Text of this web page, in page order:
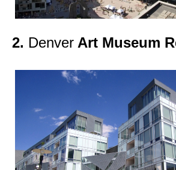
2. Denver Art Museum